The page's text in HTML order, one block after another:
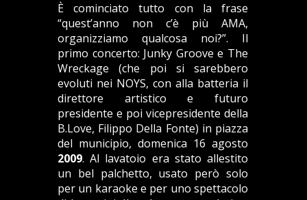
È cominciato tutto con la frase
“quest’anno non c’è più AMA,
organizziamo qualcosa noi?”. Il
primo concerto: Junky Groove e The
Wreckage (che poi si sarebbero
evoluti nei NOYS, con alla batteria il
direttore artistico e futuro
presidente e poi vicepresidente della
B.Love, Filippo Della Fonte) in piazza
del municipio, domenica 16 agosto
2009. Al lavatoio era stato allestito
un bel palchetto, usato però solo
per un karaoke e per uno spettacolo